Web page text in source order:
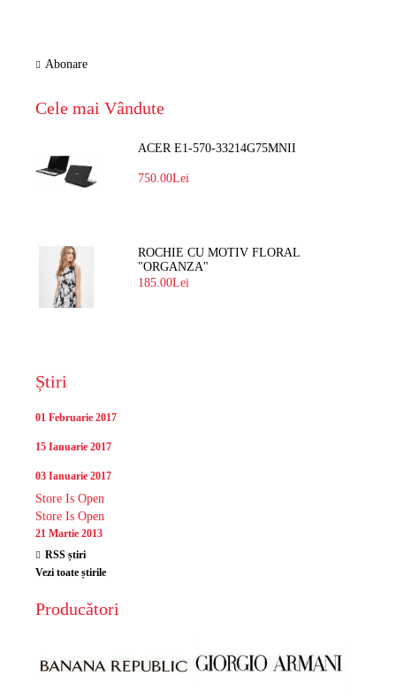
Abonare
Cele mai Vândute
ACER E1-570-33214G75MNII
750.00Lei
ROCHIE CU MOTIV FLORAL
"ORGANZA"
185.00Lei
Știri
01 Februarie 2017
15 Ianuarie 2017
03 Ianuarie 2017
Store Is Open
Store Is Open
21 Martie 2013
RSS știri
Vezi toate știrile
Producători